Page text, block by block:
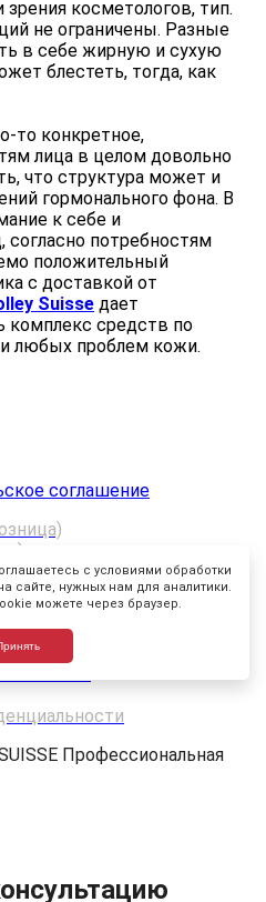
косметологов, тип.
не ограничены. Разные
в себе жирную и сухую
блестеть, тогда, как
то конкретное,
лица в целом довольно
что структура может и
гормонального фона. В
к себе и
согласно потребностям
положительный
с доставкой от
Suisse дает
комплекс средств по
любых проблем кожи.
соглашение
бульвар 26
Профессиональная
с условиями обработки
сайте, нужных нам для аналитики.
можете через браузер.